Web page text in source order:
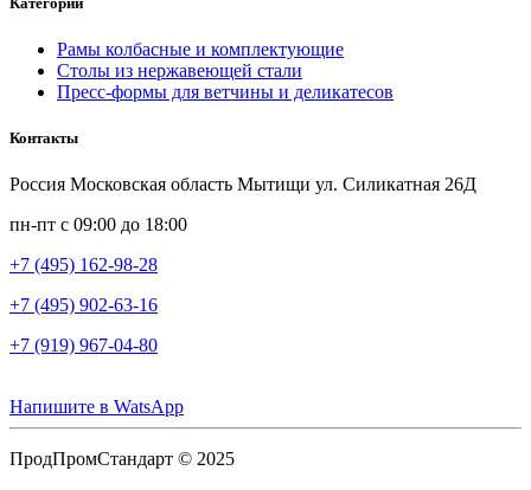
Рамы колбасные и комплектующие
Столы из нержавеющей стали
Пресс-формы для ветчины и деликатесов
Контакты
Россия Московская область Мытищи ул. Силикатная 26Д
пн-пт с 09:00 до 18:00
+7 (495) 162-98-28
+7 (495) 902-63-16
+7 (919) 967-04-80
Напишите в WatsApp
ПродПромСтандарт © 2025